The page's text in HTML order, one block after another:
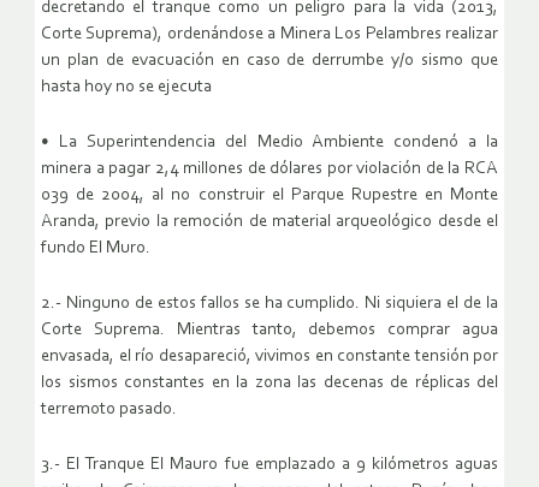
decretando el tranque como un peligro para la vida (2013,
Corte Suprema), ordenándose a Minera Los Pelambres realizar
un plan de evacuación en caso de derrumbe y/o sismo que
hasta hoy no se ejecuta
• La Superintendencia del Medio Ambiente condenó a la
minera a pagar 2,4 millones de dólares por violación de la RCA
039 de 2004, al no construir el Parque Rupestre en Monte
Aranda, previo la remoción de material arqueológico desde el
fundo El Muro.
2.- Ninguno de estos fallos se ha cumplido. Ni siquiera el de la
Corte Suprema. Mientras tanto, debemos comprar agua
envasada, el río desapareció, vivimos en constante tensión por
los sismos constantes en la zona las decenas de réplicas del
terremoto pasado.
3.- El Tranque El Mauro fue emplazado a 9 kilómetros aguas